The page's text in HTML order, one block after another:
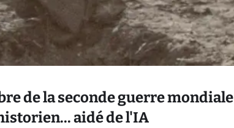
de la seconde guerre mondiale
aidé de l'IA